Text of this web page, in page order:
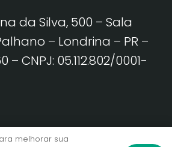
da Silva, 500 – Sala
– Londrina – PR –
– CNPJ: 05.112.802/0001-
Privacidade | Termos de Uso
melhorar sua